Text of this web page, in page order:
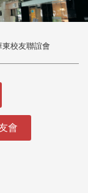
東校友聯誼會
會